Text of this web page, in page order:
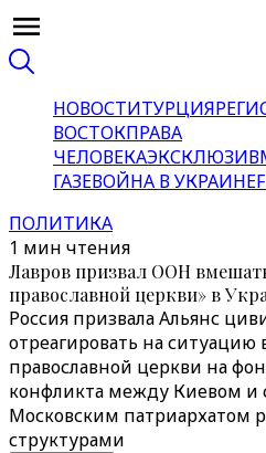
НОВОСТИТУРЦИЯ
ВОСТОКПРАВА
ЧЕЛОВЕКАЭКСКЛЮЗИВ
ГАЗЕВОЙНА В УКРАИНЕ
ПОЛИТИКА
1 мин чтения
Лавров призвал ООН
православной церкви» в
Россия призвала Альянс
отреагировать на ситуацию
православной церкви на
конфликта между Киевом и
Московским патриархатом
структурами